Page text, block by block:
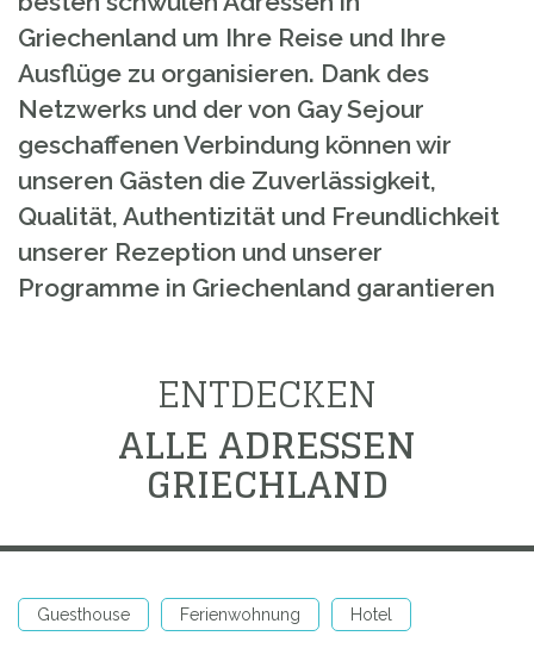
Griechenland um Ihre Reise und Ihre
Ausflüge zu organisieren. Dank des
Netzwerks und der von Gay Sejour
geschaffenen Verbindung können wir
unseren Gästen die Zuverlässigkeit,
Qualität, Authentizität und Freundlichkeit
unserer Rezeption und unserer
Programme in Griechenland garantieren
ENTDECKEN
ALLE ADRESSEN
GRIECHLAND
Guesthouse Ferienwohnung Hotel